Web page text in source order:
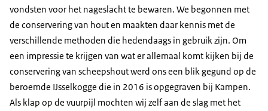
vondsten voor het nageslacht te bewaren. We begonnen met
de conservering van hout en maakten daar kennis met de
verschillende methoden die hedendaags in gebruik zijn. Om
een impressie te krijgen van wat er allemaal komt kijken bij de
conservering van scheepshout werd ons een blik gegund op de
beroemde IJsselkogge die in 2016 is opgegraven bij Kampen.
Als klap op de vuurpijl mochten wij zelf aan de slag met het